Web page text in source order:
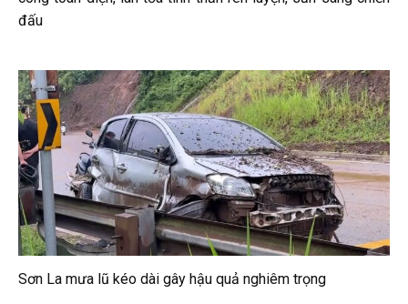
đấu
Sơn La mưa lũ kéo dài gây hậu quả nghiêm trọng